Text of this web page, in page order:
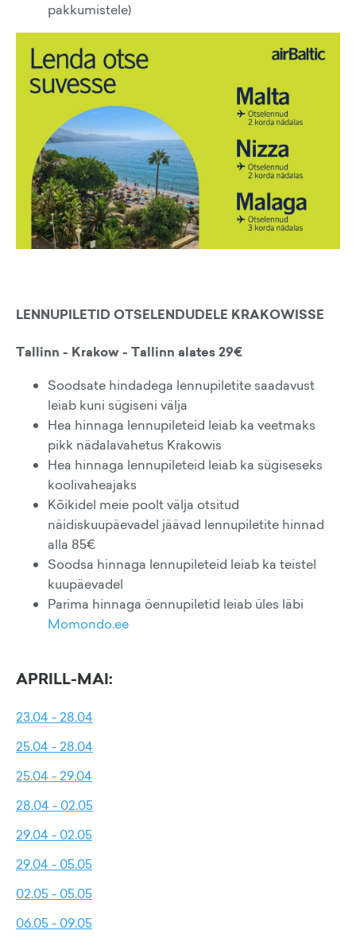
pakkumistele)
LENNUPILETID OTSELENDUDELE KRAKOWISSE
Tallinn - Krakow - Tallinn alates 29€
Soodsate hindadega lennupiletite saadavust
leiab kuni sügiseni välja
Hea hinnaga lennupileteid leiab ka veetmaks
pikk nädalavahetus Krakowis
Hea hinnaga lennupileteid leiab ka sügiseseks
koolivaheajaks
Kõikidel meie poolt välja otsitud
näidiskuupäevadel jäävad lennupiletite hinnad
alla 85€
Soodsa hinnaga lennupileteid leiab ka teistel
kuupäevadel
Parima hinnaga öennupiletid leiab üles läbi
Momondo.ee
APRILL-MAI:
23.04 - 28.04
25.04 - 28.04
25.04 - 29.04
28.04 - 02.05
29.04 - 02.05
29.04 - 05.05
02.05 - 05.05
06.05 - 09.05